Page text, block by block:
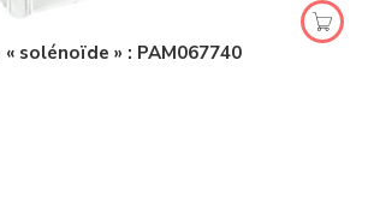
solénoïde » : PAM067740